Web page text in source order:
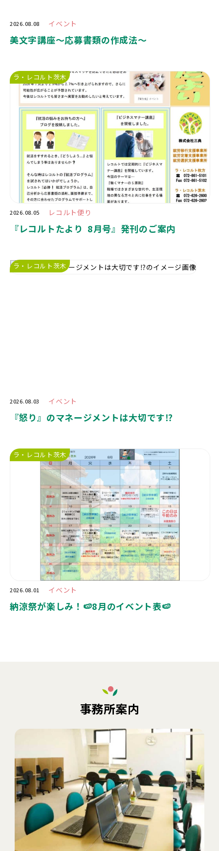
2026.08.08 イベント
美文字講座〜応募書類の作成法〜
ラ・レコルト茨木
2026.08.05 レコルト便り
『レコルトたより 8月号』発刊のご案内
ラ・レコルト茨木
2026.08.03 イベント
『怒り』のマネージメントは大切です⁉️
ラ・レコルト茨木
2026.08.01 イベント
納涼祭が楽しみ！🍉8月のイベント表🍉
事務所案内